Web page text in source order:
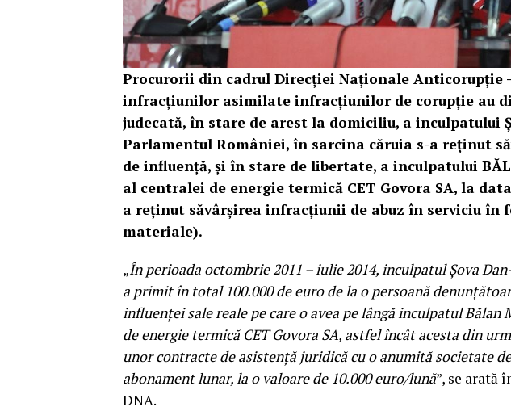
Procurorii din cadrul Direcției Naționale Anticorupție
infracţiunilor asimilate infracţiunilor de corupţie au
judecată, în stare de arest la domiciliu, a inculpatului
Parlamentul României, în sarcina căruia s-a reţinut
de influență, și în stare de libertate, a inculpatului
al centralei de energie termică CET Govora SA, la
a reţinut săvârşirea infracţiunii de abuz în serviciu în
materiale).
„În perioada octombrie 2011 – iulie 2014, inculpatul Șova
a primit în total 100.000 de euro de la o persoană
influenței sale reale pe care o avea pe lângă inculpatul
de energie termică CET Govora SA, astfel încât acesta din
unor contracte de asistență juridică cu o anumită societate
abonament lunar, la o valoare de 10.000 euro/lună”, se arată
DNA.